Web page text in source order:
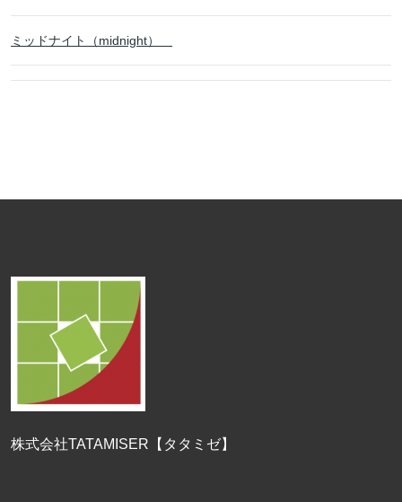
ミッドナイト（midnight）
株式会社TATAMISER【タタミゼ】